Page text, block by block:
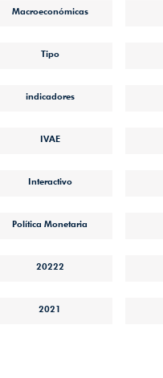
Macroeconómicas
Tipo
indicadores
IVAE
Interactivo
Política Monetaria
20222
2021